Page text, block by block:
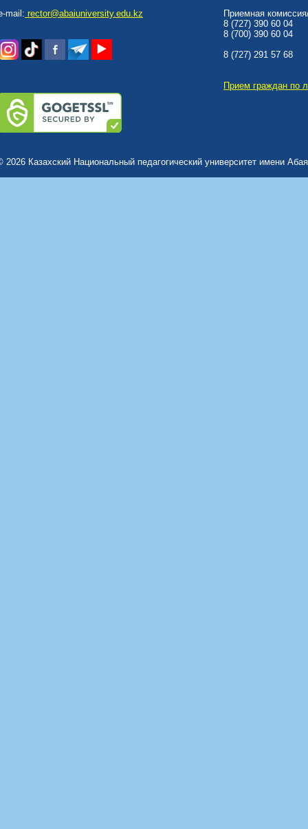
mail: rector@abaiuniversity.edu.kz
Приемная
8 (727) 390 60 04
8 (700) 390 60 04
8 (727) 291 57 68
Прием граждан по
2026 Казахский Национальный педагогический университет имени Абая